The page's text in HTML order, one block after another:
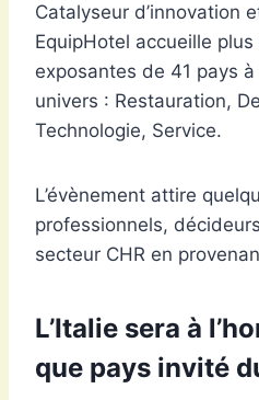
Catalyseur d’innovation
EquipHotel accueille
exposantes de 41 pays
univers : Restauration,
Technologie, Service.
L’évènement attire
professionnels,
secteur CHR en
L’Italie sera à
que pays invité